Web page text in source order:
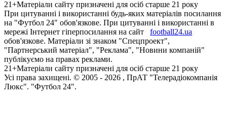
21+Матеріали сайту призначені для осіб старше 21 року
При цитуванні і використанні будь-яких матеріалів посилання
на "Футбол 24" обов'язкове. При цитуванні і використанні в
мережі Інтернет гіперпосилання на сайт
football24.ua
обов'язкове. Матеріали зі знаком "Спецпроект",
"Партнерський матеріал", "Реклама", "Новини компаній"
публікуємо на правах реклами.
21+Матеріали сайту призначені для осіб старше 21 року
Усi права захищенi. © 2005 - 2026 , ПрАТ "Телерадіокомпанія
Люкс". "Футбол 24".